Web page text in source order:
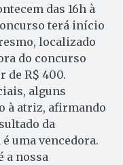
das 16h à
terá início
localizado
do concurso
de R$ 400.
alguns
à atriz, afirmando
da
uma vencedora.
a nossa